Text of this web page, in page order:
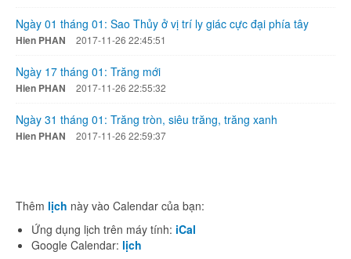
Ngày 01 tháng 01: Sao Thủy ở vị trí ly giác cực đại phía tây
Hien PHAN 2017-11-26 22:45:51
Ngày 17 tháng 01: Trăng mới
Hien PHAN 2017-11-26 22:55:32
Ngày 31 tháng 01: Trăng tròn, siêu trăng, trăng xanh
Hien PHAN 2017-11-26 22:59:37
Thêm lịch này vào Calendar của bạn:
Ứng dụng lịch trên máy tính: iCal
Google Calendar: lịch